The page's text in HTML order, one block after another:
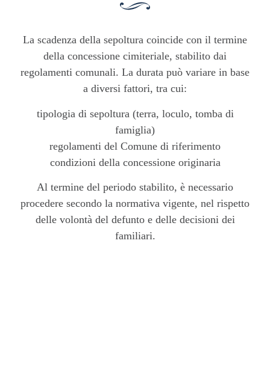
La scadenza della sepoltura coincide con il termine
della concessione cimiteriale, stabilito dai
regolamenti comunali. La durata può variare in base
a diversi fattori, tra cui:
tipologia di sepoltura (terra, loculo, tomba di
famiglia)
regolamenti del Comune di riferimento
condizioni della concessione originaria
Al termine del periodo stabilito, è necessario
procedere secondo la normativa vigente, nel rispetto
delle volontà del defunto e delle decisioni dei
familiari.